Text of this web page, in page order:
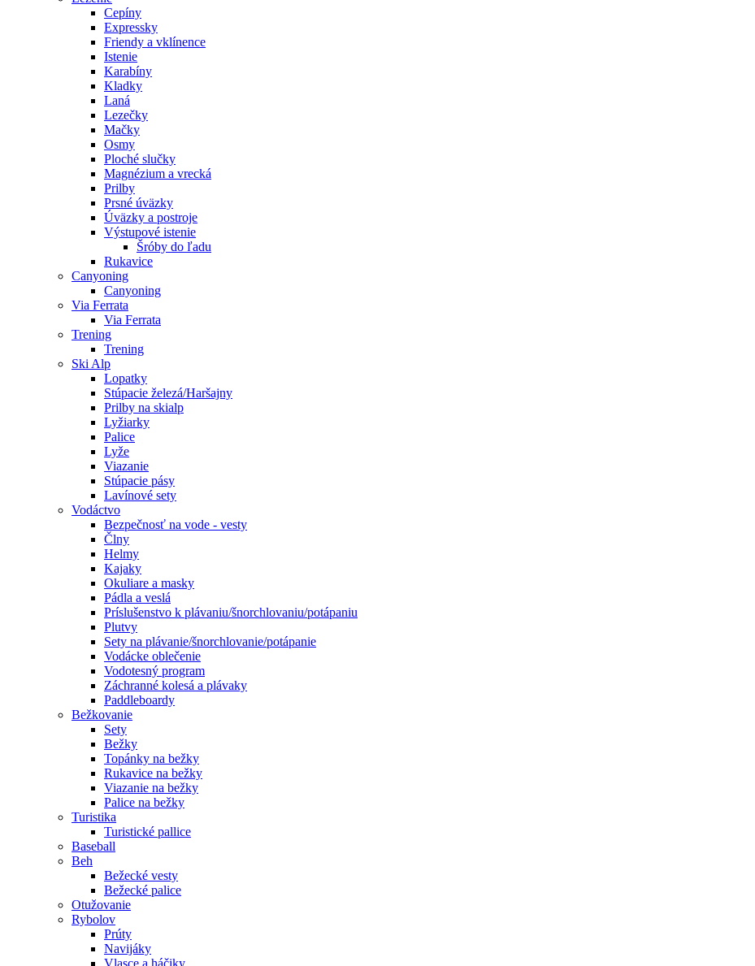
Cepíny
Expressky
Friendy a vklínence
Istenie
Karabíny
Kladky
Laná
Lezečky
Mačky
Osmy
Ploché slučky
Magnézium a vrecká
Prilby
Prsné úväzky
Úväzky a postroje
Výstupové istenie
Šróby do ľadu
Rukavice
Canyoning
Canyoning
Via Ferrata
Via Ferrata
Trening
Trening
Ski Alp
Lopatky
Stúpacie železá/Haršajny
Prilby na skialp
Lyžiarky
Palice
Lyže
Viazanie
Stúpacie pásy
Lavínové sety
Vodáctvo
Bezpečnosť na vode - vesty
Člny
Helmy
Kajaky
Okuliare a masky
Pádla a veslá
Príslušenstvo k plávaniu/šnorchlovaniu/potápaniu
Plutvy
Sety na plávanie/šnorchlovanie/potápanie
Vodácke oblečenie
Vodotesný program
Záchranné kolesá a plávaky
Paddleboardy
Bežkovanie
Sety
Bežky
Topánky na bežky
Rukavice na bežky
Viazanie na bežky
Palice na bežky
Turistika
Turistické pallice
Baseball
Beh
Bežecké vesty
Bežecké palice
Otužovanie
Rybolov
Prúty
Navijáky
Vlasce a háčiky